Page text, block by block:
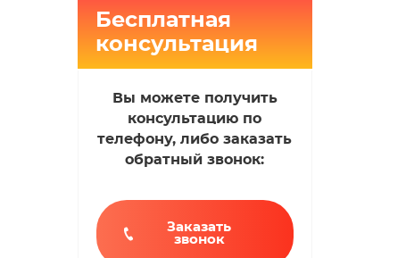
Бесплатная
консультация
Вы можете получить
консультацию по
телефону, либо заказать
обратный звонок:
Заказать
звонок